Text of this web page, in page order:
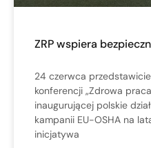
ZRP wspiera
24 czerwca
konferencji „Zdrowa
inaugurującej polskie
kampanii EU-OSHA na
inicjatywa